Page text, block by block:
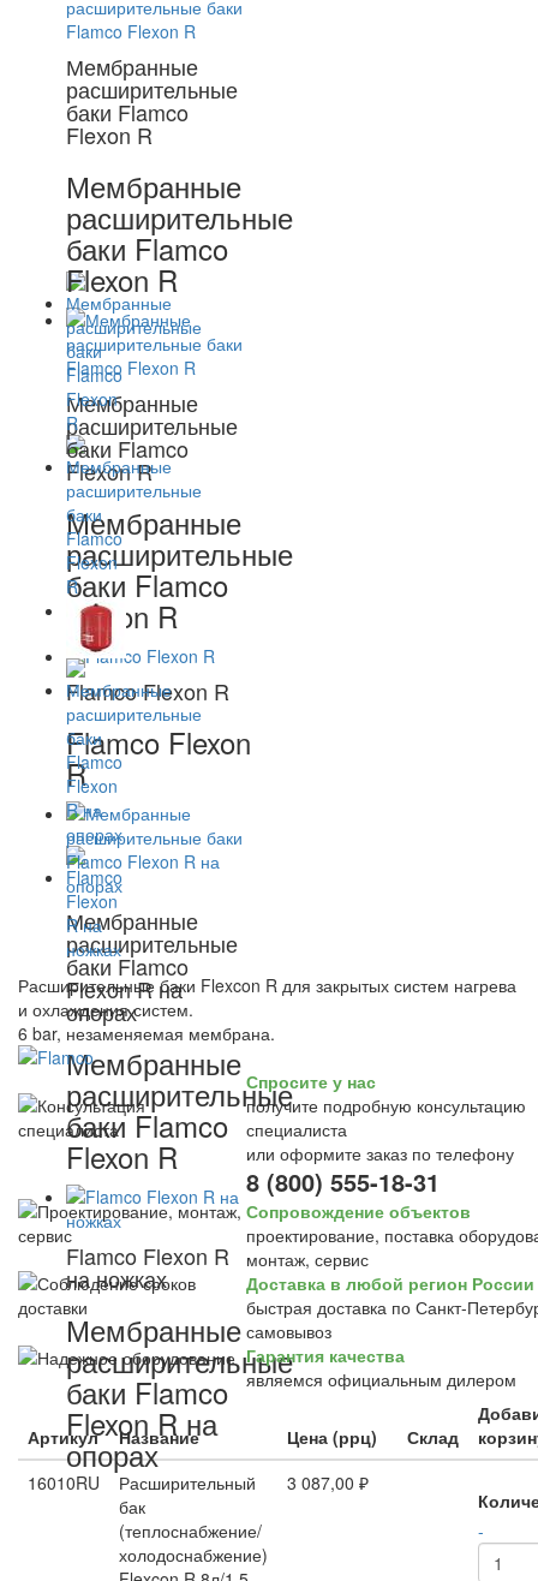
Мембранные
расширительные
баки Flamco
Flexon R
Мембранные
расширительные
баки Flamco
Flexon R
Мембранные
расширительные
баки Flamco
Flexon R
Мембранные
расширительные
баки Flamco
Flexon R
Flamco Flexon R
Flamco Flexon
R
Мембранные
расширительные
баки Flamco
Flexon R на
опорах
Мембранные
расширительные
баки Flamco
Flexon R
Flamco Flexon R
на ножках
Мембранные
расширительные
баки Flamco
Flexon R на
опорах
Расширительные баки Flexcon R для закрытых систем нагрева
и охлаждения систем.
6 bar, незаменяемая мембрана.
Спросите у нас
получите подробную консультацию
специалиста
или оформите заказ по телефону
8 (800) 555-18-31
Сопровождение объектов
проектирование, поставка
монтаж, сервис
Доставка в любой регион России
быстрая доставка по Санкт-
самовывоз
Гарантия качества
являемся официальным дилером
Артикул Название Цена (ррц) Склад
16010RU
Расширительный
бак
(теплоснабжение/
холодоснабжение)
3 087,00 ₽
-